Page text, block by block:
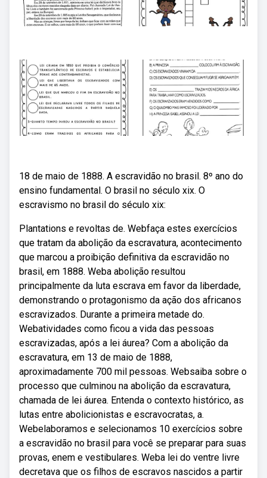
18 de maio de 1888. A escravidão no brasil. 8º ano do
ensino fundamental. O brasil no século xix. O
escravismo no brasil do século xix:
Plantations e revoltas de. Webfaça estes exercícios
que tratam da abolição da escravatura, acontecimento
que marcou a proibição definitiva da escravidão no
brasil, em 1888. Weba abolição resultou
principalmente da luta escrava em favor da liberdade,
demonstrando o protagonismo da ação dos africanos
escravizados. Durante a primeira metade do.
Webatividades como ficou a vida das pessoas
escravizadas, após a lei áurea? Com a abolição da
escravatura, em 13 de maio de 1888,
aproximadamente 700 mil pessoas. Websaiba sobre o
processo que culminou na abolição da escravatura,
chamada de lei áurea. Entenda o contexto histórico, as
lutas entre abolicionistas e escravocratas, a.
Webelaboramos e selecionamos 10 exercícios sobre
a escravidão no brasil para você se preparar para suas
provas, enem e vestibulares. Weba lei do ventre livre
decretava que os filhos de escravos nascidos a partir